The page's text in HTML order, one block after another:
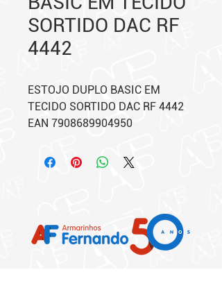
SORTIDO DAC RF
4442
ESTOJO DUPLO BASIC EM
TECIDO SORTIDO DAC RF 4442
EAN 7908689904950